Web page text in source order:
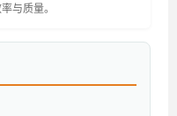
与质量。